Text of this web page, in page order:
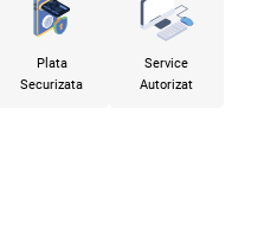
Plata
Securizata
Service
Autorizat